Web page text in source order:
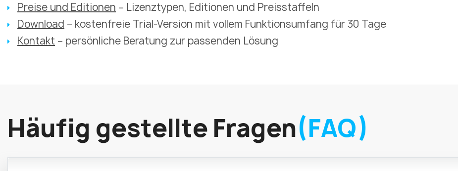
Preise und Editionen – Lizenztypen, Editionen und Preisstaffeln
Download – kostenfreie Trial-Version mit vollem Funktionsumfang für 30 Tage
Kontakt – persönliche Beratung zur passenden Lösung
Häufig gestellte Fragen(FAQ)